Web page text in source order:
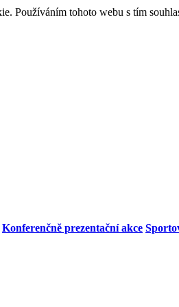
Používáním tohoto webu s tím
Konferenčně prezentační akce